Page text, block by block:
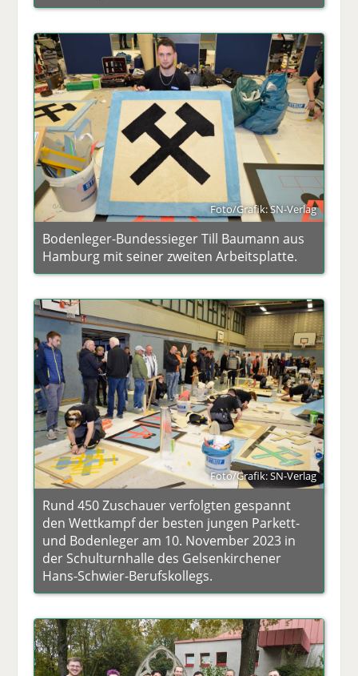
Foto/Grafik: SN-Verlag
Bodenleger-Bundessieger Till Baumann aus
Hamburg mit seiner zweiten Arbeitsplatte.
Foto/Grafik: SN-Verlag
Rund 450 Zuschauer verfolgten gespannt
den Wettkampf der besten jungen Parkett-
und Bodenleger am 10. November 2023 in
der Schulturnhalle des Gelsenkirchener
Hans-Schwier-Berufskollegs.